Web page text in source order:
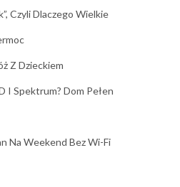
Czyli Dlaczego Wielkie
Z Dzieckiem
I Spektrum? Dom Pełen
Na Weekend Bez Wi-Fi